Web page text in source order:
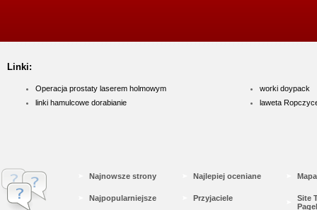
Linki:
Operacja prostaty laserem holmowym
linki hamulcowe dorabianie
worki doypack
laweta
Najnowsze strony Najlepiej oceniane
Najpopularniejsze Przyjaciele
Site